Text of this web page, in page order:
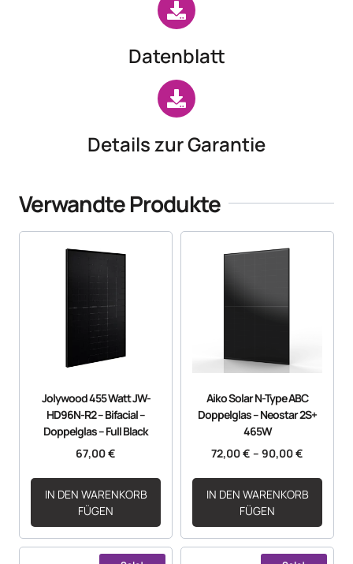
Datenblatt
Details zur Garantie
Verwandte Produkte
Jolywood 455 Watt JW-
HD96N-R2 – Bifacial –
Doppelglas – Full Black
67,00€
IN DEN WARENKORB
FÜGEN
Aiko Solar N-Type ABC
Doppelglas – Neostar 2S+
465W
72,00€ – 90,00€
IN DEN WARENKORB
FÜGEN